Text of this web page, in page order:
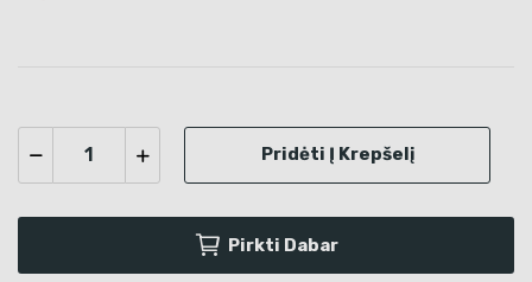
Pridėti Į Krepšelį
Pirkti Dabar